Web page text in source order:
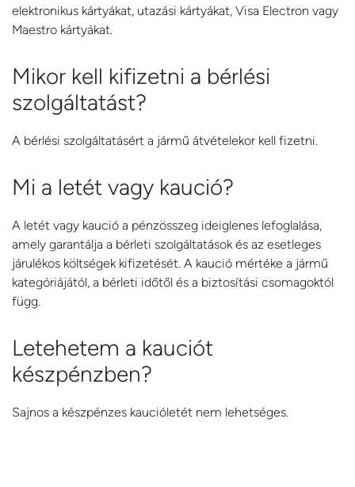
elektronikus kártyákat, utazási kártyákat, Visa Electron vagy
Maestro kártyákat.
Mikor kell kifizetni a bérlési
szolgáltatást?
A bérlési szolgáltatásért a jármű átvételekor kell fizetni.
Mi a letét vagy kaució?
A letét vagy kaució a pénzösszeg ideiglenes lefoglalása,
amely garantálja a bérleti szolgáltatások és az esetleges
járulékos költségek kifizetését. A kaució mértéke a jármű
kategóriájától, a bérleti időtől és a biztosítási csomagoktól
függ.
Letehetem a kauciót
készpénzben?
Sajnos a készpénzes kaucióletét nem lehetséges.